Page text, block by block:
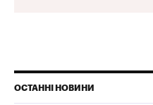
ОСТАННІ НОВИНИ